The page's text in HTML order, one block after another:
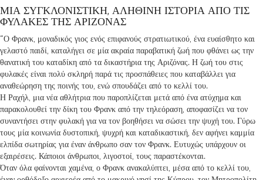
ΜΙΑ ΣΥΓΚΛΟΝΙΣΤΙΚΗ, ΑΛΗΘΙΝΗ ΙΣΤΟΡΙΑ ΑΠΟ ΤΙΣ
ΦΥΛΑΚΕΣ ΤΗΣ ΑΡΙΖΟΝΑΣ
“Ο Φρανκ, μοναδικός γιος ενός επιφανούς στρατιωτικού, ένα ευαίσθητο και
γελαστό παιδί, καταλήγει σε μία ακραία παραβατική ζωή που φθάνει ως την
θανατική του καταδίκη από τα δικαστήρια της Αριζόνας. Η ζωή του στις
φυλακές είναι πολύ σκληρή παρά τις προσπάθειες που καταβάλλει για
αναθεώρηση της ποινής του, ενώ σπουδάζει από το κελλί του.
Η Ραχήλ, μια νέα αθλήτρια που παροπλίζεται μετά από ένα ατύχημα και
παρακολουθεί την δίκη του Φρανκ από την τηλεόραση, αποφασίζει να τον
συναντήσει στην φυλακή για να τον βοηθήσει να σώσει την ψυχή του. Γύρω
τους μία κοινωνία δυστοπική, ψυχρή και καταδικαστική, δεν αφήνει καμμία
ελπίδα σωτηρίας για έναν άνθρωπο σαν τον Φρανκ. Ευτυχώς υπάρχουν οι
εξαιρέσεις. Κάποιοι άνθρωποι, λιγοστοί, τους παραστέκονται.
Όταν όλα φαίνονται χαμένα, ο Φρανκ ανακαλύπτει, μέσα από το κελλί του,